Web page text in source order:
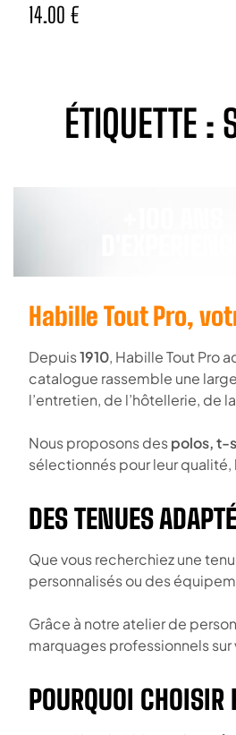
14.00 €
ÉTIQUETTE :
Habille Tout Pro,
Depuis1910, Habille Tout Pro
catalogue rassemble une
l’entretien, de l’hôtellerie, de
Nous proposons despolos, t-
sélectionnés pour leur
DES TENUES
Que vous recherchiez une
personnalisés ou des
Grâce à notre atelier de
marquages professionnels
POURQUOI